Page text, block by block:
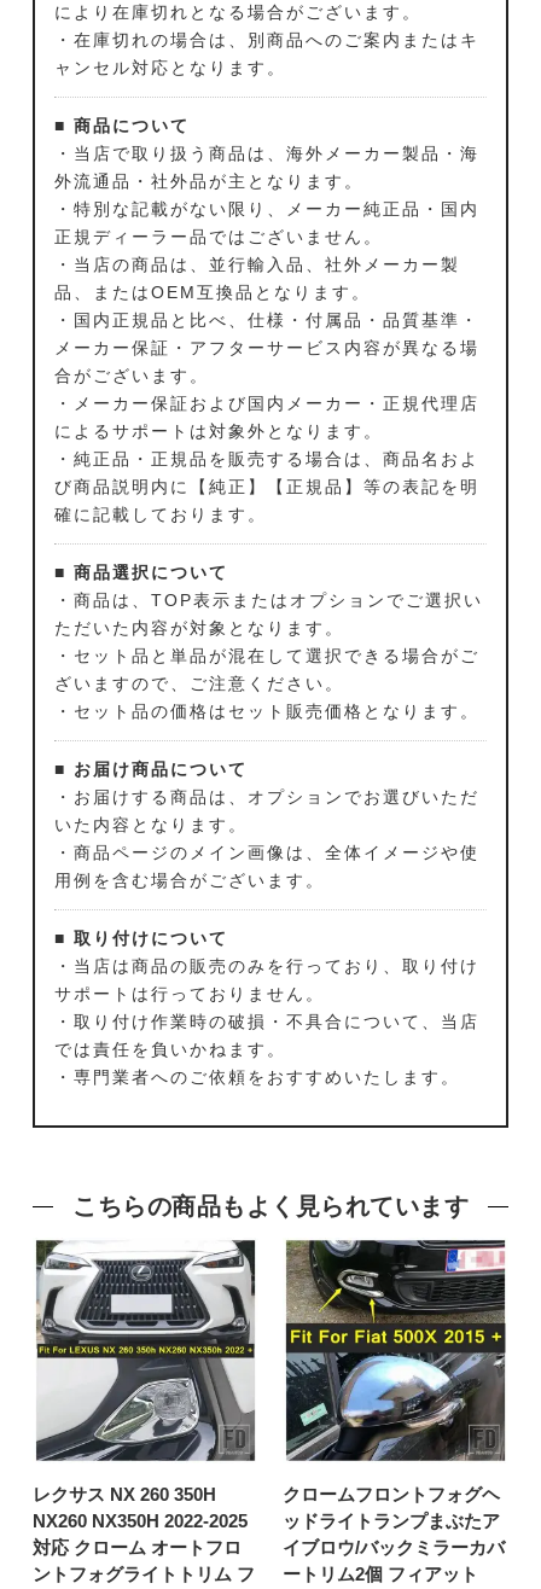
により在庫切れとなる場合がございます。
・在庫切れの場合は、別商品へのご案内またはキ
ャンセル対応となります。
■ 商品について
・当店で取り扱う商品は、海外メーカー製品・海
外流通品・社外品が主となります。
・特別な記載がない限り、メーカー純正品・国内
正規ディーラー品ではございません。
・当店の商品は、並行輸入品、社外メーカー製
品、またはOEM互換品となります。
・国内正規品と比べ、仕様・付属品・品質基準・
メーカー保証・アフターサービス内容が異なる場
合がございます。
・メーカー保証および国内メーカー・正規代理店
によるサポートは対象外となります。
・純正品・正規品を販売する場合は、商品名およ
び商品説明内に【純正】【正規品】等の表記を明
確に記載しております。
■ 商品選択について
・商品は、TOP表示またはオプションでご選択い
ただいた内容が対象となります。
・セット品と単品が混在して選択できる場合がご
ざいますので、ご注意ください。
・セット品の価格はセット販売価格となります。
■ お届け商品について
・お届けする商品は、オプションでお選びいただ
いた内容となります。
・商品ページのメイン画像は、全体イメージや使
用例を含む場合がございます。
■ 取り付けについて
・当店は商品の販売のみを行っており、取り付け
サポートは行っておりません。
・取り付け作業時の破損・不具合について、当店
では責任を負いかねます。
・専門業者へのご依頼をおすすめいたします。
こちらの商品もよく見られています
レクサス NX 260 350H
NX260 NX350H 2022-2025
対応 クローム オートフロ
ントフォグライトトリム フ
クロームフロントフォグヘ
ッドライトランプまぶたア
イブロウ/バックミラーカバ
ートリム2個 フィアット